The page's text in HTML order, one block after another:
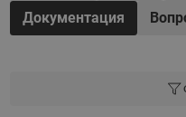
Документация